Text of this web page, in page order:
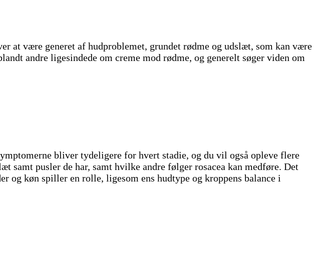
at være generet af hudproblemet, grundet rødme og udslæt, som kan være
andre ligesindede om creme mod rødme, og generelt søger viden om
bliver tydeligere for hvert stadie, og du vil også opleve flere
samt pusler de har, samt hvilke andre følger rosacea kan medføre. Det
og køn spiller en rolle, ligesom ens hudtype og kroppens balance i